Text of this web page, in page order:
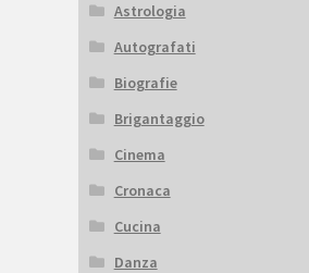
Astrologia
Autografati
Biografie
Brigantaggio
Cinema
Cronaca
Cucina
Danza